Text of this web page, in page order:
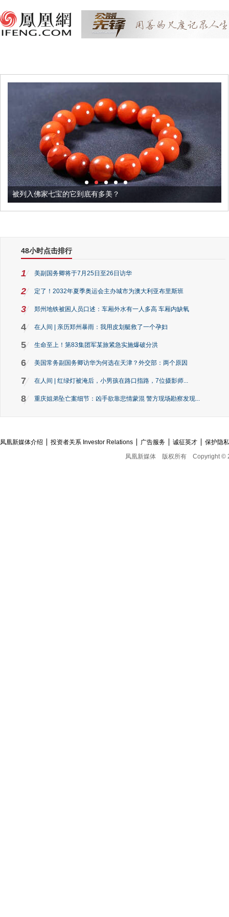
被列入佛家七宝的它到底有多美？
48小时点击排行
1 美副国务卿将于7月25日至26日访华
2 定了！2032年夏季奥运会主办城市为澳大利亚布里斯班
3 郑州地铁被困人员口述：车厢外水有一人多高 车厢内缺氧
4 在人间 | 亲历郑州暴雨：我用皮划艇救了一个孕妇
5 生命至上！第83集团军某旅紧急实施爆破分洪
6 美国常务副国务卿访华为何选在天津？外交部：两个原因
7 在人间 | 红绿灯被淹后，小男孩在路口指路，7位摄影师...
8 重庆姐弟坠亡案细节：凶手欲靠悲情蒙混 警方现场勘察发现...
凤凰新媒体介绍 投资者关系 Investor Relations 广告服务 诚征英才
保护隐
凤凰新媒体
版权所有 Copyright ©